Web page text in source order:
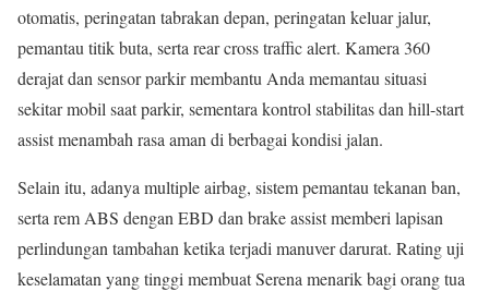
otomatis, peringatan tabrakan depan, peringatan keluar jalur,
pemantau titik buta, serta rear cross traffic alert. Kamera 360
derajat dan sensor parkir membantu Anda memantau situasi
sekitar mobil saat parkir, sementara kontrol stabilitas dan hill-start
assist menambah rasa aman di berbagai kondisi jalan.
Selain itu, adanya multiple airbag, sistem pemantau tekanan ban,
serta rem ABS dengan EBD dan brake assist memberi lapisan
perlindungan tambahan ketika terjadi manuver darurat. Rating uji
keselamatan yang tinggi membuat Serena menarik bagi orang tua